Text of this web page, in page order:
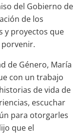
del Gobierno de
de los
y proyectos que
de Género, María
con un trabajo
de vida de
escuchar
para otorgarles
que el